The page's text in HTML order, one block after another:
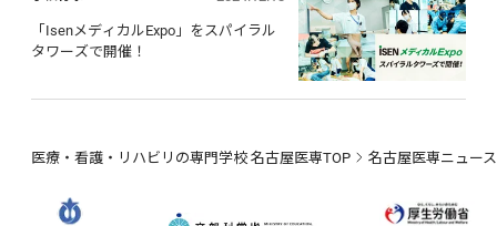
「IsenメディカルExpo」をスパイラル
タワーズで開催！
医療・看護・リハビリの専門学校 名古屋医専TOP 名古屋医専ニュース